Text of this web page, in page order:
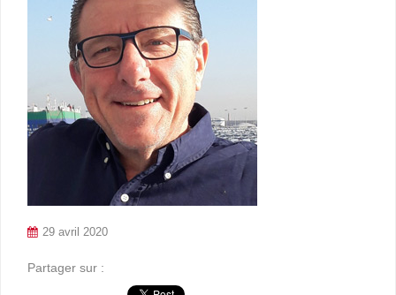
29 avril 2020
Partager sur :